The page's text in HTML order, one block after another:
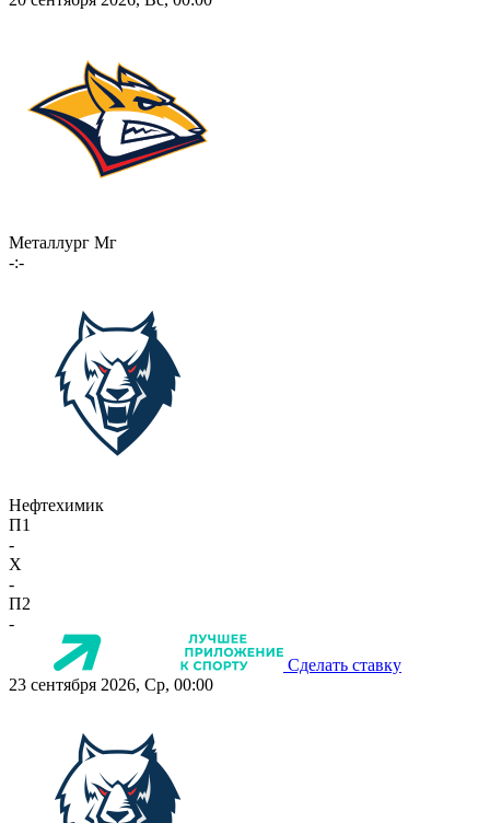
Металлург Мг
-:-
Нефтехимик
П1
-
X
-
П2
-
Сделать ставку
23 сентября 2026, Ср, 00:00